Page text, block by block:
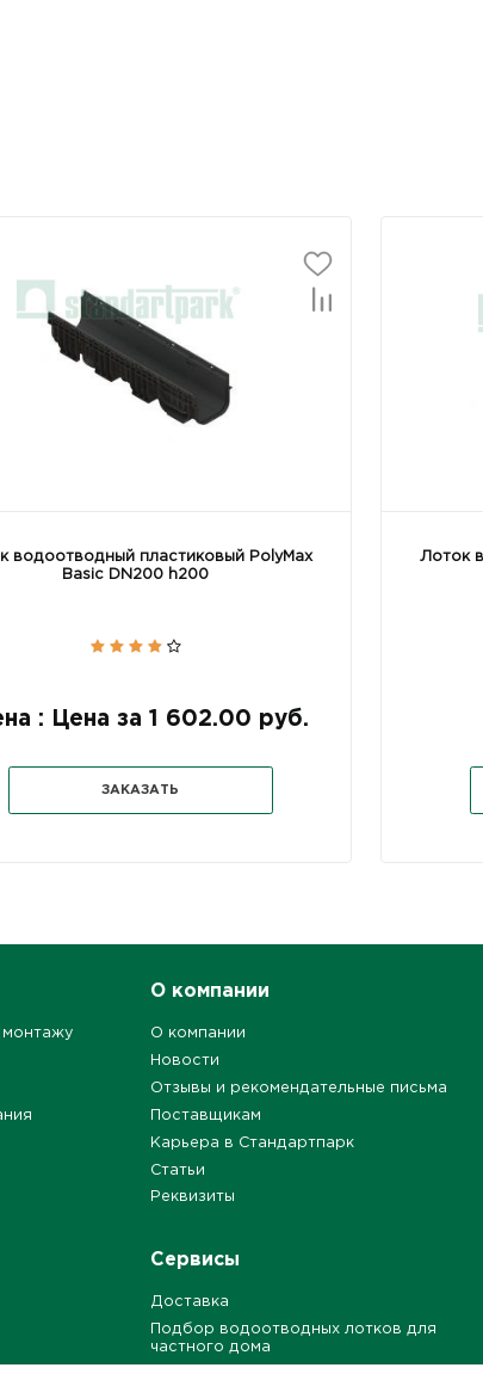
водоотводный пластиковый PolyMax
Basic DN200 h200
: Цена за 1 602.00 руб.
ЗАКАЗАТЬ
Лоток
О компании
О компании
Новости
Отзывы и рекомендательные письма
Поставщикам
Карьера в Стандартпарк
Статьи
Реквизиты
Сервисы
Доставка
Подбор водоотводных лотков для
частного дома